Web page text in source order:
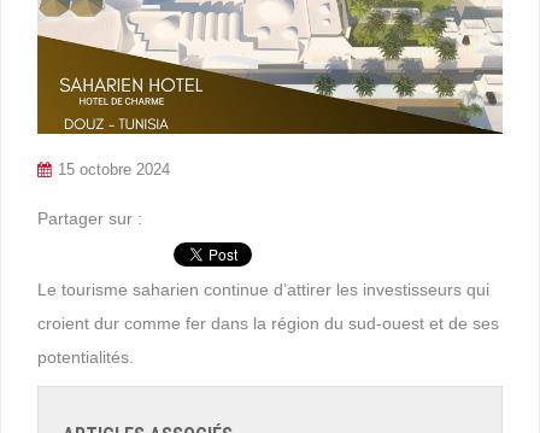
15 octobre 2024
Partager sur :
Le tourisme saharien continue d’attirer les investisseurs qui
croient dur comme fer dans la région du sud-ouest et de ses
potentialités.